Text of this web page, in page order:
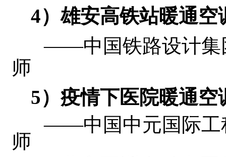
4）雄安高铁站暖通空
——中国铁路设计集
师
5）疫情下医院暖通空
——中国中元国际工
师